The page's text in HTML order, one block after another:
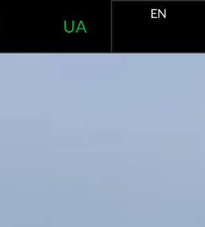
UA
EN